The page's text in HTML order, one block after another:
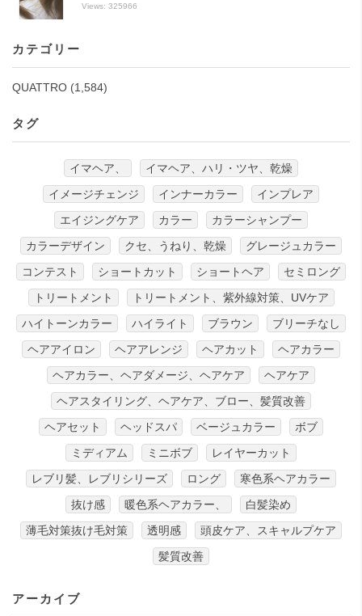
Views: 325966
カテゴリー
QUATTRO (1,584)
タグ
イマヘア、
イマヘア、ハリ・ツヤ、乾燥
イメージチェンジ
インナーカラー
インプレア
エイジングケア
カラー
カラーシャンプー
カラーデザイン
クセ、うねり、乾燥
グレージュカラー
コンテスト
ショートカット ショートヘア
セミロング
トリートメント
トリートメント、紫外線対策、UVケア
ハイトーンカラー
ハイライト ブラウン
ブリーチなし
ヘアアイロン
ヘアアレンジ ヘアカット
ヘアカラー
ヘアカラー、ヘアダメージ、ヘアケア
ヘアケア
ヘアスタイリング、ヘアケア、ブロー、髪質改善
ヘアセット
ヘッドスパ ベージュカラー
ボブ
ミディアム
ミニボブ
レイヤーカット
レブリ髪、レブリシリーズ
ロング
寒色系ヘアカラー
抜け感
暖色系ヘアカラー、
白髪染め
薄毛対策抜け毛対策
透明感
頭皮ケア、スキャルプケア
髪質改善
アーカイブ